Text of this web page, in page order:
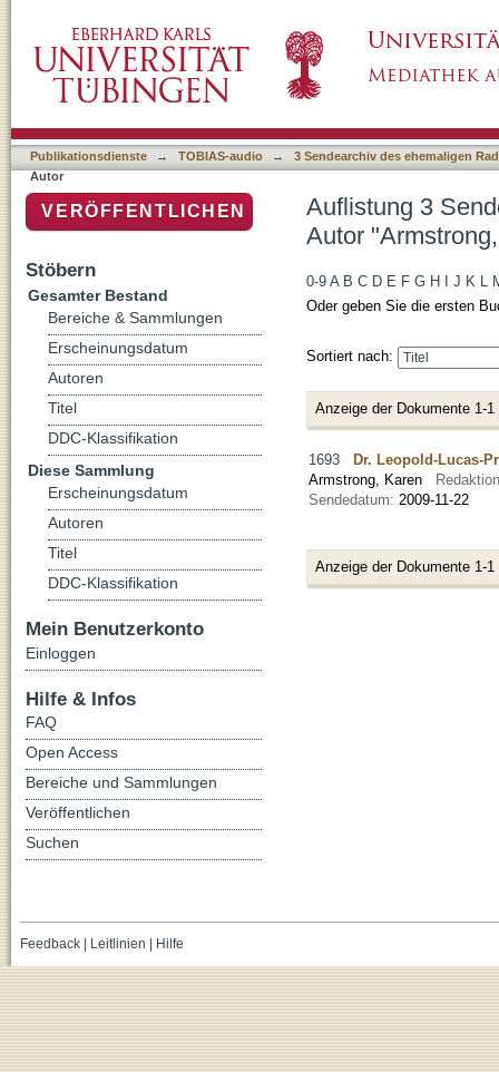
Publikationsdienste → TOBIAS-audio →
3 Sendearchiv des ehemaligen
Autor
Auflistung 3
Autor
0-9 A B C D E F G H J K L
Oder geben Sie die ersten
Sortiert nach:
Anzeige der Dokumente 1-1
1693 Dr. Leopold-Lucas-
Armstrong, Karen
Sendedatum: 2009-11-22
Anzeige der Dokumente 1-1
VERÖFFENTLICHEN
Stöbern
Gesamter Bestand
Bereiche & Sammlungen
Erscheinungsdatum
Autoren
Titel
DDC-Klassifikation
Diese Sammlung
Erscheinungsdatum
Autoren
Titel
DDC-Klassifikation
Mein Benutzerkonto
Einloggen
Hilfe & Infos
FAQ
Open Access
Bereiche und Sammlungen
Veröffentlichen
Suchen
Feedback| Leitlinien | Hilfe